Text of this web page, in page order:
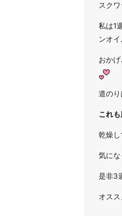
スク
私は1
ンオ
おか
道の
これ
乾燥し
気に
是非3
オス